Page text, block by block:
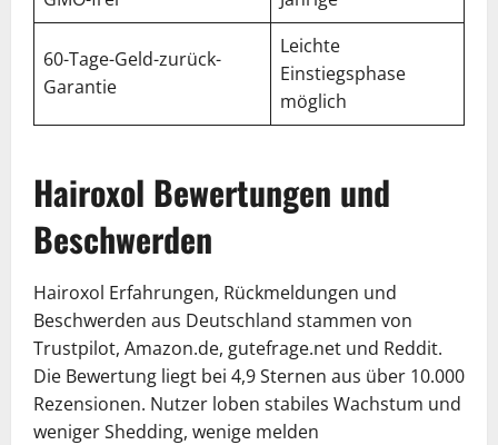
60-Tage-Geld-zurück-
Garantie
Leichte
Einstiegsphase
möglich
Hairoxol Bewertungen und
Beschwerden
Hairoxol Erfahrungen, Rückmeldungen und
Beschwerden aus Deutschland stammen von
Trustpilot, Amazon.de, gutefrage.net und Reddit.
Die Bewertung liegt bei 4,9 Sternen aus über 10.000
Rezensionen. Nutzer loben stabiles Wachstum und
weniger Shedding, wenige melden